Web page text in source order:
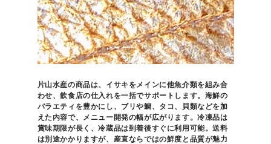
片山水産の商品は、イサキをメインに他魚介類を組み合
わせ、飲食店の仕入れを一括でサポートします。海鮮の
バラエティを豊かにし、ブリや鯛、タコ、貝類などを加
えた内容で、メニュー開発の幅が広がります。冷凍品は
賞味期限が長く、冷蔵品は到着後すぐに利用可能。送料
は別途かかりますが、産直ならではの鮮度と品質が魅力